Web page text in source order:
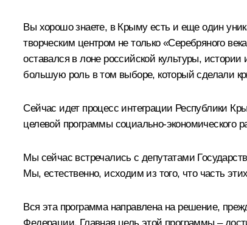
Вы хорошо знаете, в Крыму есть и еще один
творческим центром не только «Серебряного
оставался в лоне российской культуры,
большую роль в том выборе, который сделали
Сейчас идет процесс интеграции Республики
целевой программы социально-экономического
Мы сейчас встречались с депутатами
Мы, естественно, исходим из того, что часть
Вся эта программа направлена на решение,
Федерации. Главная цель этой программы –